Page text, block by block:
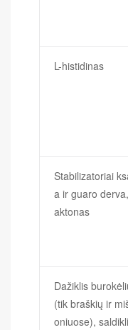
L-histidinas
Stabilizatoriai
a ir guaro
aktonas
Dažiklis
(tik braškių ir
oniuose),